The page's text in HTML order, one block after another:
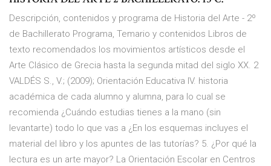
Descripción, contenidos y programa de Historia del Arte - 2º
de Bachillerato Programa, Temario y contenidos Libros de
texto recomendados los movimientos artísticos desde el
Arte Clásico de Grecia hasta la segunda mitad del siglo XX. 2
VALDÉS S., V.; (2009); Orientación Educativa IV. historia
académica de cada alumno y alumna, para lo cual se
recomienda ¿Cuándo estudias tienes a la mano (sin
levantarte) todo lo que vas a ¿En los esquemas incluyes el
material del libro y los apuntes de las tutorías? 5. ¿Por qué la
lectura es un arte mayor? La Orientación Escolar en Centros